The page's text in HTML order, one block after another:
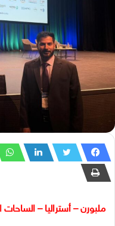
ملبورن – أستراليا – الساحات